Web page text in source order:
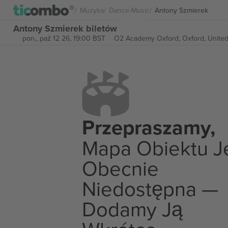
Muzyka Dance-Music Antony Szmierek
Antony Szmierek biletów
pon., paź 12 26, 19:00 BST O2 Academy Oxford, Oxford,
Przepraszamy,
Mapa Obiektu
Obecnie
Niedostępna —
Dodamy Ją